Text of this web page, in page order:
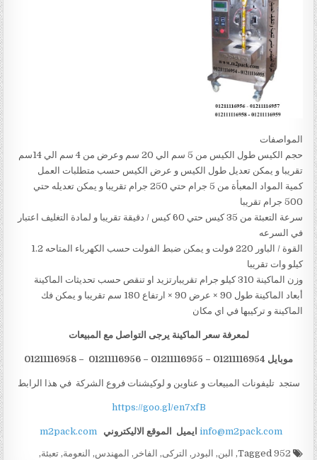
المواصفات
حجم الكيس طول الكيس من 5 سم الي 20 سم وعرض من 4 سم الي 14سم
تقريبا و يمكن تعديل طول الكيس و عرض الكيس حسب متطلبات العمل
كمية المواد المعبأة من 5 جرام حتي 250 جرام تقريبا و يمكن تعديله حتي
500 جرام تقريبا
سرعة التعبئة من 35 كيس حتي 60 كيس / دقيقة تقريبا و لمادة التغليف اعتبار
في السرعه
القوة / الباور 220 فولت و يمكن ضبط الفولت حسب الكهرباء المتاحه 1.2
كيلو وات تقريبا
وزن الماكينة 310 كيلو جرام تقريبارتزيد او تنقص حسب تحديثات الماكينة
أبعاد الماكينة طول 90 × عرض 90 × ارتفاع 180 سم تقريبا و يمكن فك
الماكينة و تركيبها في اي مكان
لمعرفة سعر الماكينة يرجى التواصل مع المبيعات
موبايل 01211116954 – 01211116955 – 01211116956 – 01211116958
ستجد تليفونات المبيعات و عناوين و لوكيشنات فروع الشركة في هذا الرابط
https://goo.gl/en7xfB
info@m2pack.com ايميل الموقع الاليكتروني m2pack.com
952
, البن, البودر , التركى, الفاخر , المهندس, النعومة,تعبئة,